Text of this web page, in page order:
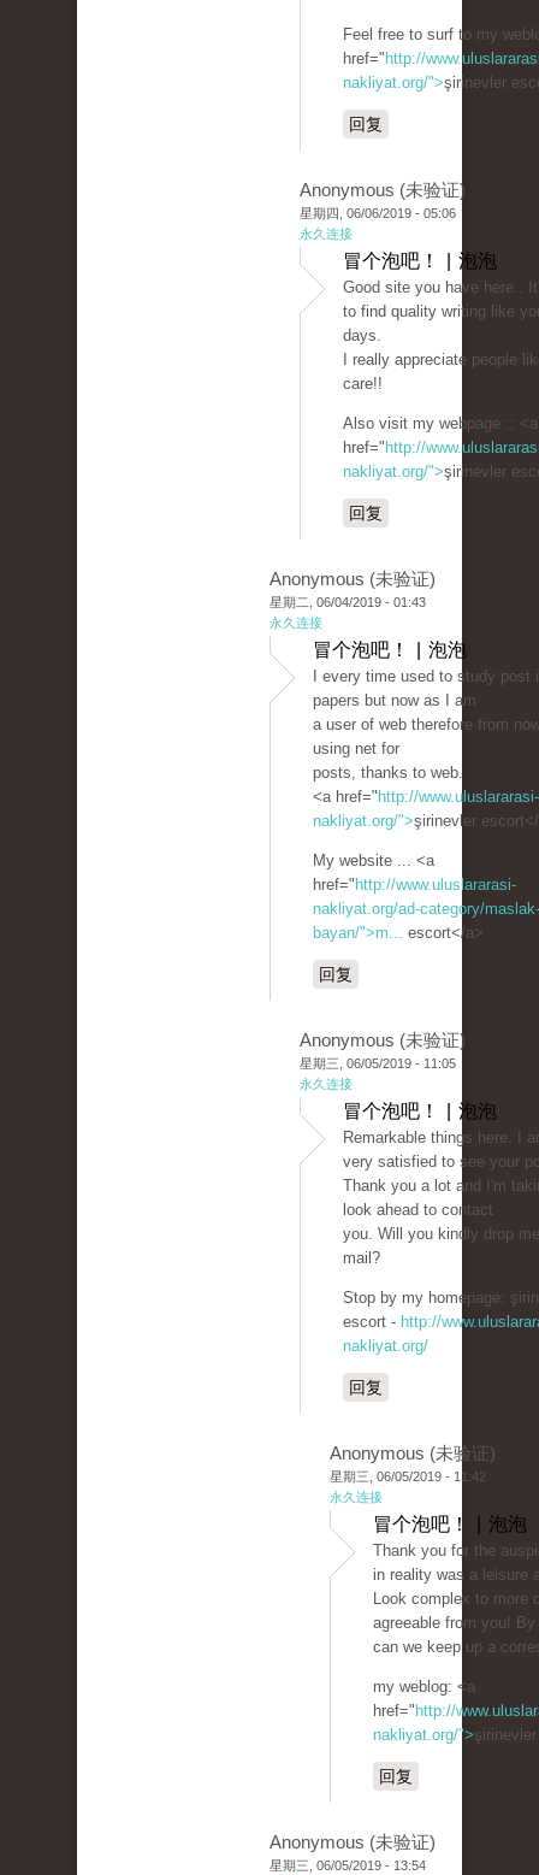
Feel free to surf to my
href=" http://
nakliyat.org/">şirinevler
回复
Anonymous (未验证)
星期四, 06/06/2019 - 05:06
永久连接
冒个泡吧！ | 泡泡
Good site you have here..
to find quality writing like
days.
I really appreciate people
care!!
Also visit my webpage :: <a
href=" http://
nakliyat.org/">şirinevler
回复
Anonymous (未验证)
星期二, 06/04/2019 - 01:43
永久连接
冒个泡吧！ | 泡泡
I every time used to study post
papers but now as I am
a user of web therefore from
using net for
posts, thanks to web.
<a href=" http://www.uluslararasi-
nakliyat.org/">şirinevler
My website ... <a
href=" http://www.uluslararasi-
nakliyat.org/ad-category/
bayan/">m... escort</a>
回复
Anonymous (未验证)
星期三, 06/05/2019 - 11:05
永久连接
冒个泡吧！ | 泡泡
Remarkable things here. I
very satisfied to see your
Thank you a lot and I'm
look ahead to contact
you. Will you kindly drop
mail?
Stop by my homepage:
escort - http://
nakliyat.org/
回复
Anonymous (未验证)
星期三, 06/05/2019 - 11:42
永久连接
冒个泡吧！ | 泡泡
Thank you for the
in reality was a leisure
Look complex to more
agreeable from you!
can we keep up a
my weblog: <a
href=" http://
nakliyat.org/">
回复
Anonymous (未验证)
星期三, 06/05/2019 - 13:54